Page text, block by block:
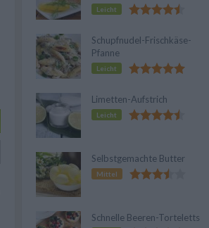
Leicht
Schupfnudel-Frischkäse-
Pfanne
Leicht
Limetten-Aufstrich
Leicht
Selbstgemachte Butter
Mittel
Schnelle Beeren-Torteletts